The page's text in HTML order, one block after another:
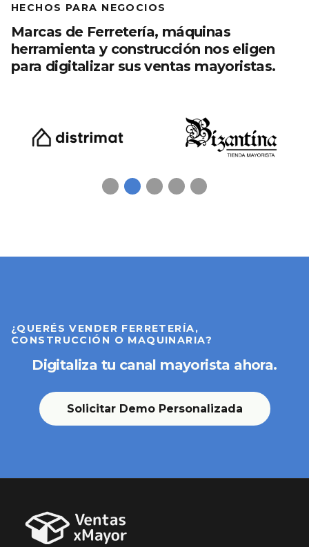
HECHOS PARA NEGOCIOS
Marcas de Ferretería, máquinas
herramienta y construcción nos eligen
para digitalizar sus ventas mayoristas.
¿QUERÉS VENDER FERRETERÍA,
CONSTRUCCIÓN O MAQUINARIA?
Digitaliza tu canal mayorista ahora.
Solicitar Demo Personalizada